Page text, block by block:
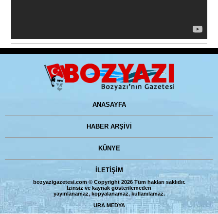
ANASAYFA
HABER ARŞİVİ
KÜNYE
İLETİŞİM
bozyazigazetesi.com © Copyright 2026 Tüm hakları saklıdır.
İzinsiz ve kaynak gösterilemeden
yayınlanamaz, kopyalanamaz, kullanılamaz.
URA MEDYA